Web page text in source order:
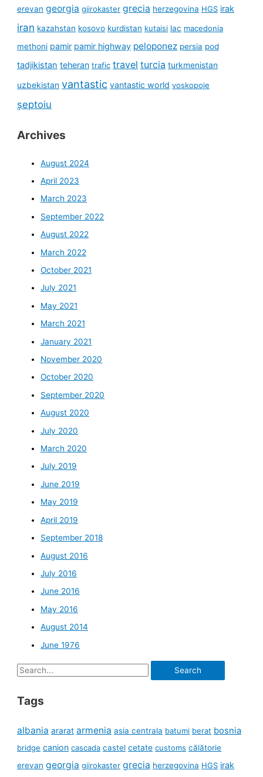
erevan georgia gjirokaster grecia herzegovina HGS irak
iran kazahstan kosovo kurdistan kutaisi lac macedonia
methoni pamir pamir highway peloponez persia pod
tadjikistan teheran trafic travel turcia turkmenistan
uzbekistan vantastic vantastic world voskopoje
șeptoiu
Archives
August 2024
April 2023
March 2023
September 2022
August 2022
March 2022
October 2021
July 2021
May 2021
March 2021
January 2021
November 2020
October 2020
September 2020
August 2020
July 2020
March 2020
July 2019
June 2019
May 2019
April 2019
September 2018
August 2016
July 2016
June 2016
May 2016
August 2014
June 1976
Search
Tags
albania ararat armenia asia centrala batumi berat bosnia
bridge canion cascada castel cetate customs călătorie
erevan georgia gjirokaster grecia herzegovina HGS irak